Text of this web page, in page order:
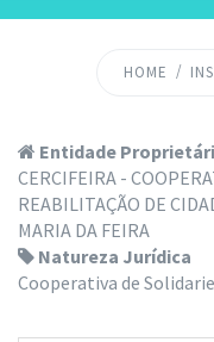
HOME
Entidade
CERCIFEIRA -
REABILITAÇÃO DE
MARIA DA FEIRA
Natureza Jurídica
Cooperativa de